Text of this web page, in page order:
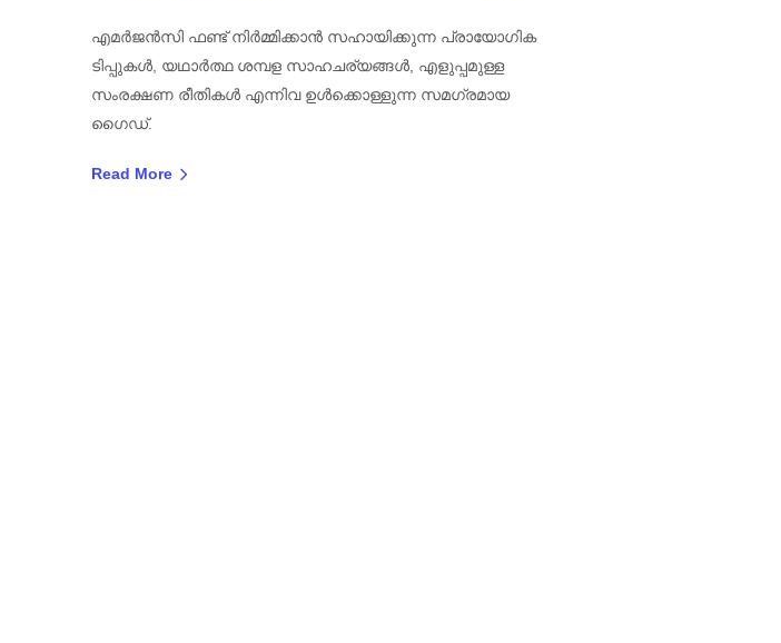
എമർജൻസി ഫണ്ട് നിർമ്മിക്കാൻ സഹായിക്കുന്ന പ്രായോഗിക
ടിപ്പുകൾ, യഥാർത്ഥ ശമ്പള സാഹചര്യങ്ങൾ, എളുപ്പമുള്ള
സംരക്ഷണ രീതികൾ എന്നിവ ഉൾക്കൊള്ളുന്ന സമഗ്രമായ
ഗൈഡ്.
Read More